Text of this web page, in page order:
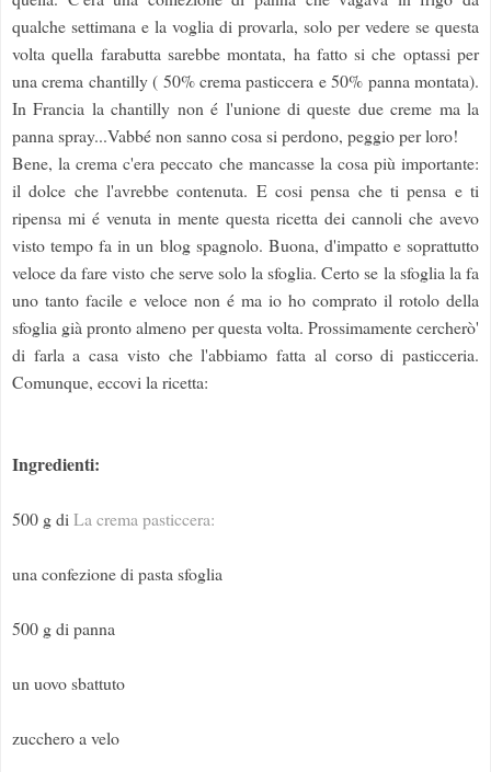
qualche settimana e la voglia di provarla, solo per vedere se questa
volta quella farabutta sarebbe montata, ha fatto si che optassi per
una crema chantilly ( 50% crema pasticcera e 50% panna montata).
In Francia la chantilly non é l'unione di queste due creme ma la
panna spray...Vabbé non sanno cosa si perdono, peggio per loro!
Bene, la crema c'era peccato che mancasse la cosa più importante:
il dolce che l'avrebbe contenuta. E cosi pensa che ti pensa e ti
ripensa mi é venuta in mente questa ricetta dei cannoli che avevo
visto tempo fa in un blog spagnolo. Buona, d'impatto e soprattutto
veloce da fare visto che serve solo la sfoglia. Certo se la sfoglia la fa
uno tanto facile e veloce non é ma io ho comprato il rotolo della
sfoglia già pronto almeno per questa volta. Prossimamente cercherò'
di farla a casa visto che l'abbiamo fatta al corso di pasticceria.
Comunque, eccovi la ricetta:
Ingredienti:
500 g diLa crema pasticcera:
una confezione di pasta sfoglia
500 g di panna
un uovo sbattuto
zucchero a velo